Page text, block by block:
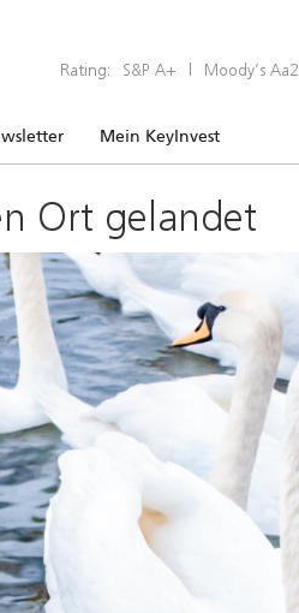
Rating: S&P A+ | Moody’s Aa2
Mein KeyInvest
Ort gelandet